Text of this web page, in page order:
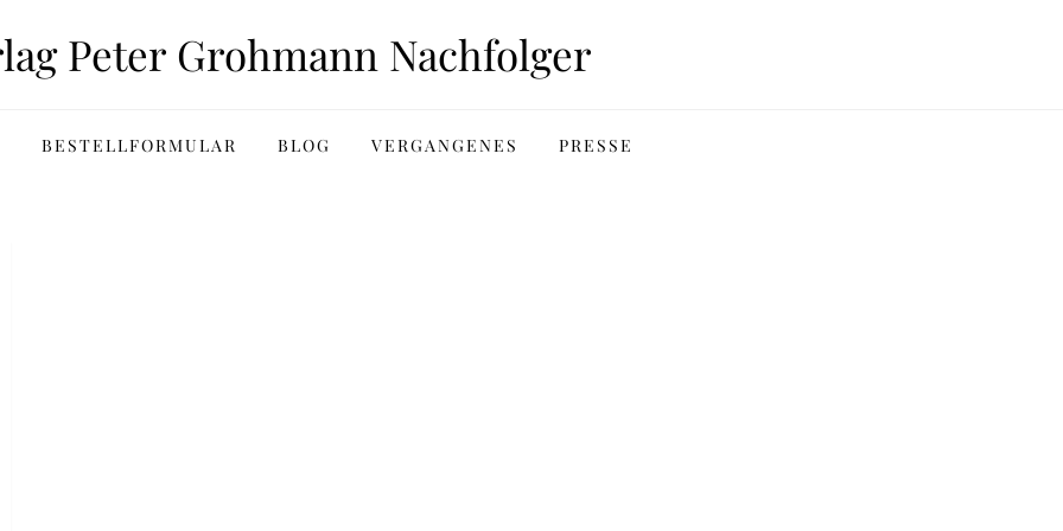
Peter Grohmann Nachfolger
BESTELLFORMULAR BLOG VERGANGENES PRESSE